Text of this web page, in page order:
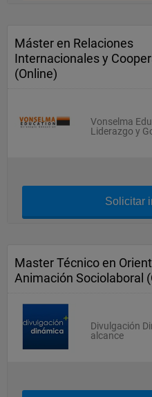
Máster en Relaciones
Internacionales y
(Online)
Vonselma
Liderazgo y
Solicitar
Master Técnico en
Animación Sociolaboral
Divulgación
alcance